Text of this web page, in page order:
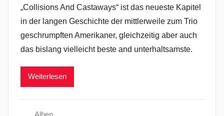
„Collisions And Castaways“ ist das neueste Kapitel
in der langen Geschichte der mittlerweile zum Trio
geschrumpften Amerikaner, gleichzeitig aber auch
das bislang vielleicht beste and unterhaltsamste.
Weiterlesen
Alben